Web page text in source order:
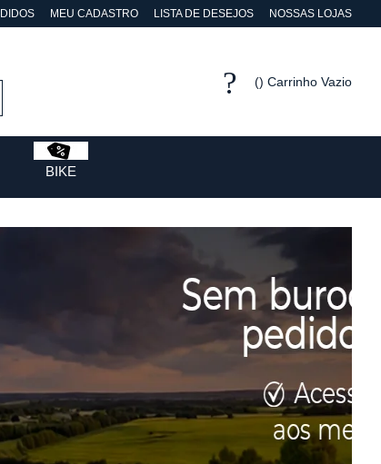
MEU CADASTRO LISTA DE DESEJOS NOSSAS LOJAS
Carrinho Vazio
BIKE